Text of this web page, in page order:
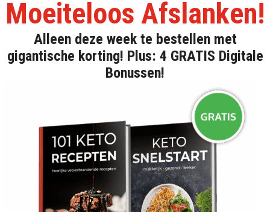
Moeiteloos Afslanken!
Alleen deze week te bestellen met
gigantische korting! Plus: 4 GRATIS Digitale
Bonussen!